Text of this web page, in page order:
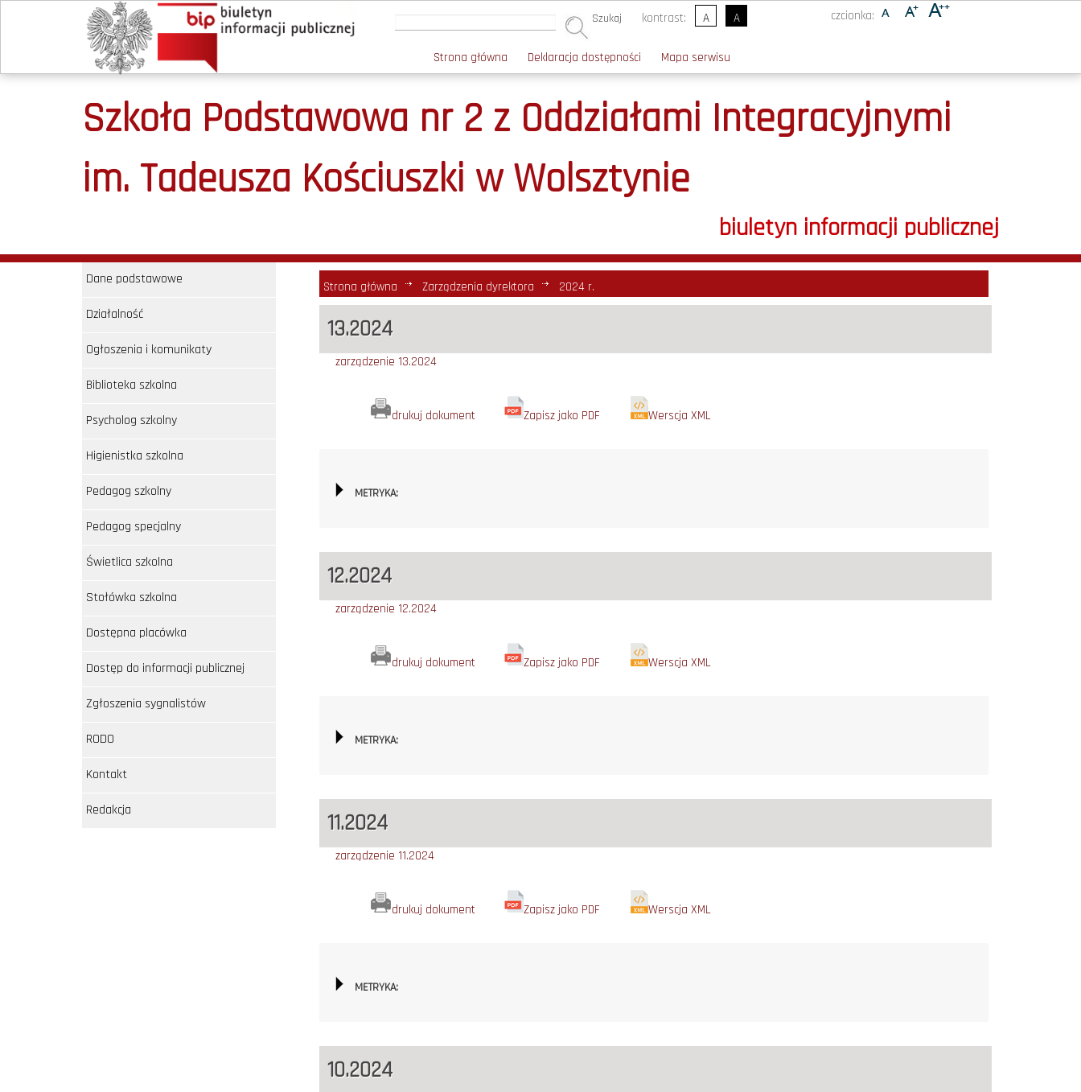
czcionka:
kontrast: A A
Szukaj
Strona główna Deklaracja dostępności Mapa serwisu
Szkoła Podstawowa nr 2 z Oddziałami Integracyjnymi
im. Tadeusza Kościuszki w Wolsztynie
biuletyn informacji publicznej
Dane podstawowe
Działalność
Ogłoszenia i komunikaty
Biblioteka szkolna
Psycholog szkolny
Higienistka szkolna
Pedagog szkolny
Pedagog specjalny
Świetlica szkolna
Stołówka szkolna
Dostępna placówka
Dostęp do informacji publicznej
Zgłoszenia sygnalistów
RODO
Kontakt
Redakcja
Strona główna Zarządzenia dyrektora 2024 r.
13.2024
zarządzenie 13.2024
drukuj dokument Zapisz jako PDF Werscja XML
METRYKA:
12.2024
zarządzenie 12.2024
drukuj dokument Zapisz jako PDF Werscja XML
METRYKA:
11.2024
zarządzenie 11.2024
drukuj dokument Zapisz jako PDF Werscja XML
METRYKA:
10.2024